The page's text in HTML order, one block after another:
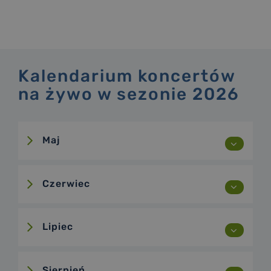
Kalendarium koncertów
na żywo w sezonie 2026
Maj
Czerwiec
Lipiec